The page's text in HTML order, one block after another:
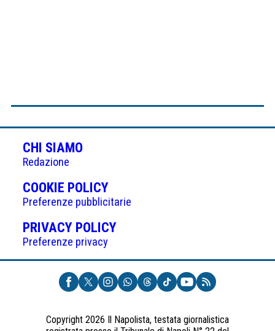
CHI SIAMO
Redazione
COOKIE POLICY(APRE
IN
UNA
NUOVA
Preferenze pubblicitarie
PRIVACY POLICY(APRE
UNA
NUOVA
SCHEDA)
Preferenze privacy
Copyright 2026 Il Napolista, testata giornalistica